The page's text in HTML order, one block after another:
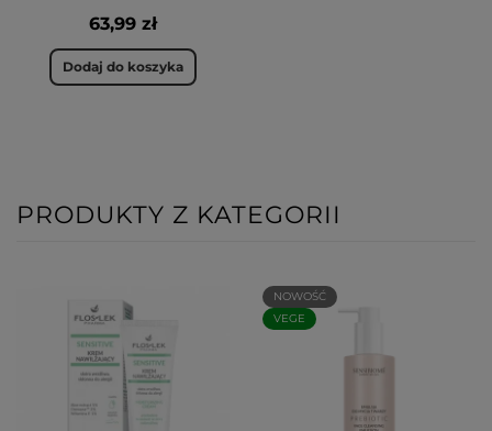
63,99 zł
Dodaj do koszyka
PRODUKTY Z KATEGORII
NOWOŚĆ
VEGE